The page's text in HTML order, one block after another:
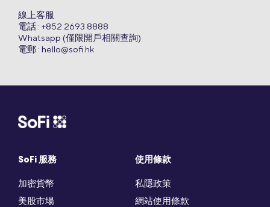
SoFi 服務
加密貨幣
美股市場
使用條款
私隱政策
網站使用條款
線上客服
電話 : +852 2693 8888
Whatsapp (僅限開戶相關查詢)
電郵 : hello@sofi.hk